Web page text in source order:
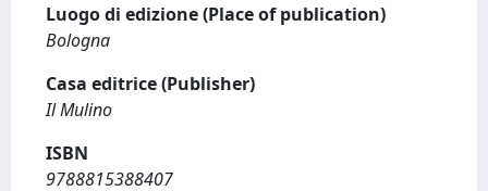
Luogo di edizione (Place of publication)
Bologna
Casa editrice (Publisher)
Il Mulino
ISBN
9788815388407